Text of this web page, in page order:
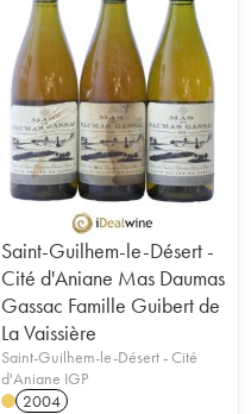
Saint-Guilhem-le-Désert -
Cité d'Aniane Mas Daumas
Gassac Famille Guibert de
La Vaissière
Saint-Guilhem-le-Désert - Cité
d'Aniane IGP
2004